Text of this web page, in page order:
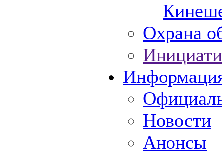
Охрана
Новости
Анонсы